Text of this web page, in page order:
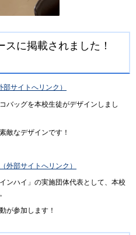
に掲載されました！
サイトへリンク）
バッグを本校生徒がデザインしまし
敵なデザインです！
外部サイトへリンク）
ンハイ」の実施団体代表として、本校
が参加します！